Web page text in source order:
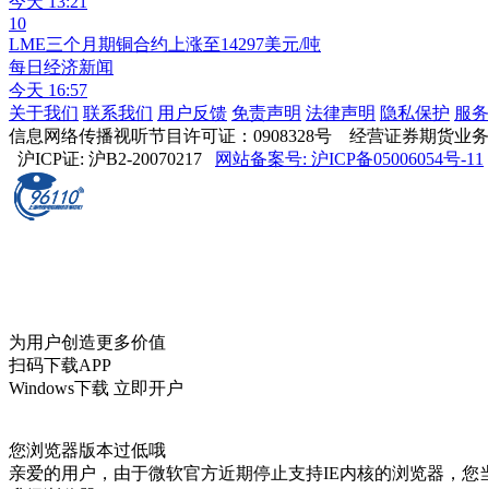
10
LME三个月期铜合约上涨至14297美元/吨
每日经济新闻
今天 16:57
关于我们 联系我们 用户反馈 免责声明 法律声明 隐私保护 服
信息网络传播视听节目许可证：0908328号 经营证券期货业
沪ICP证: 沪B2-20070217
网站备案号: 沪ICP备05006054号-11
为用户创造更多价值
扫码下载APP
Windows下载 立即开户
您浏览器版本过低哦
亲爱的用户，由于微软官方近期停止支持IE内核的浏览器，您